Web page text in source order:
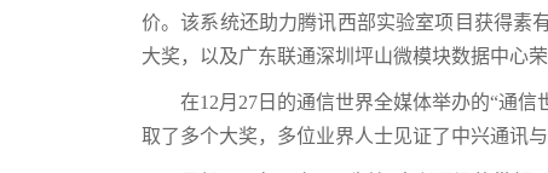
价。该系统还助力腾讯西部实验室项目获得素
大奖，以及广东联通深圳坪山微模块数据中心
在12月27日的通信世界全媒体举办的“通
取了多个大奖，多位业界人士见证了中兴通讯